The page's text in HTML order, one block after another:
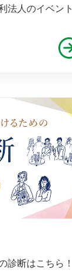
法人のイベント
診断はこちら！